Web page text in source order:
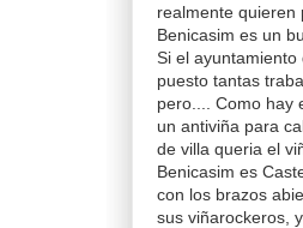
realmente quieren
Benicasim es un
Si el
puesto tantas
pero.... Como hay
un antiviña para
de villa queria el
Benicasim es
con los brazos
sus viñarockeros,